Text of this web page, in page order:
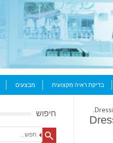
בדיקת ראיה מקצועית מבצעים
חיפוש
Search